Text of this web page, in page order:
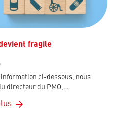
fragile
ci-dessous, nous
directeur du PMO,…